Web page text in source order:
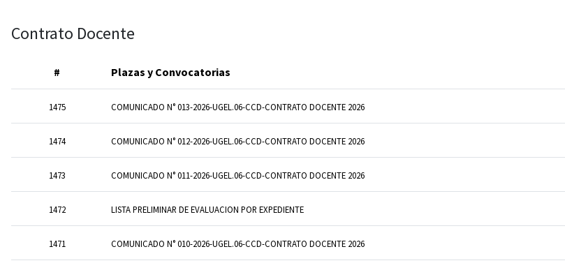
Contrato Docente
# Plazas y Convocatorias
1475 COMUNICADO N° 013-2026-UGEL.06-CCD-CONTRATO DOCENTE 2026
1474 COMUNICADO N° 012-2026-UGEL.06-CCD-CONTRATO DOCENTE 2026
1473 COMUNICADO N° 011-2026-UGEL.06-CCD-CONTRATO DOCENTE 2026
1472 LISTA PRELIMINAR DE EVALUACION POR EXPEDIENTE
1471 COMUNICADO N° 010-2026-UGEL.06-CCD-CONTRATO DOCENTE 2026